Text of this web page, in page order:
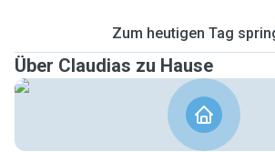
Zum heutigen Tag
Über Claudias zu Hause